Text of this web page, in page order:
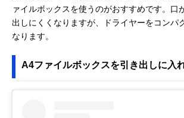
ァイルボックスを使うのがおすすめです。口
出しにくくなりますが、ドライヤーをコンパ
なります。
A4ファイルボックスを引き出しに入